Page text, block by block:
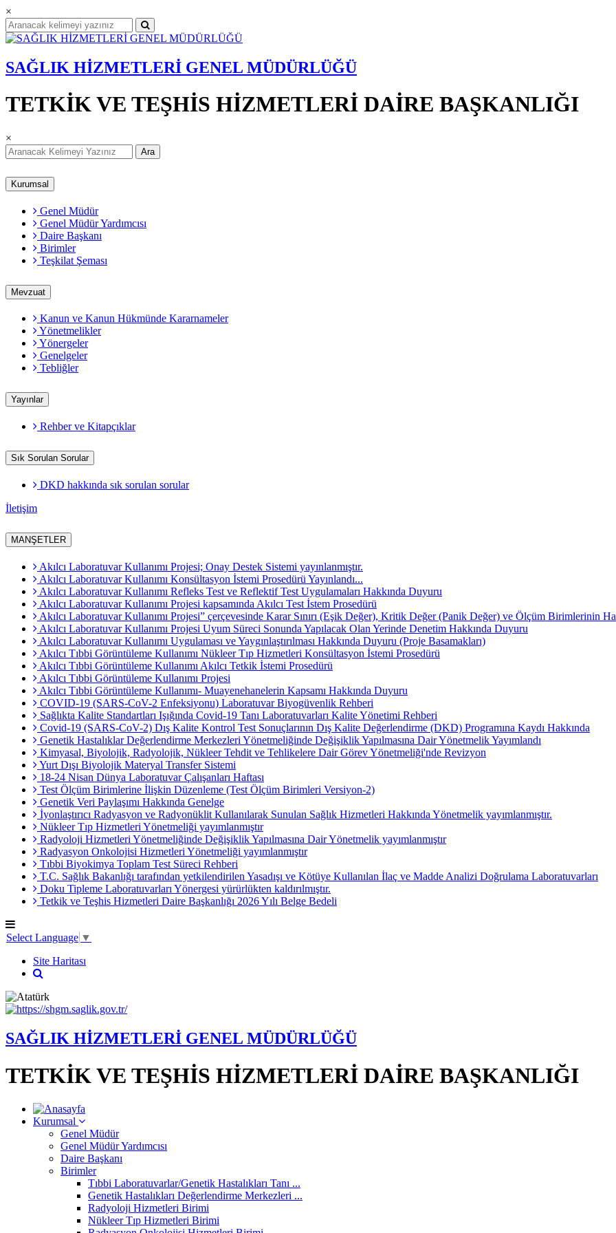
×
SAĞLIK HİZMETLERİ GENEL MÜDÜRLÜĞÜ
TETKİK VE TEŞHİS HİZMETLERİ DAİRE BAŞKANLIĞI
×
Ara
Kurumsal
Genel Müdür
Genel Müdür Yardımcısı
Daire Başkanı
Birimler
Teşkilat Şeması
Mevzuat
Kanun ve Kanun Hükmünde Kararnameler
Yönetmelikler
Yönergeler
Genelgeler
Tebliğler
Yayınlar
Rehber ve Kitapçıklar
Sık Sorulan Sorular
DKD hakkında sık sorulan sorular
İletişim
MANŞETLER
Akılcı Laboratuvar Kullanımı Projesi; Onay Destek Sistemi yayınlanmıştır.
Akılcı Laboratuvar Kullanımı Konsültasyon İstemi Prosedürü Yayınlandı...
Akılcı Laboratuvar Kullanımı Refleks Test ve Reflektif Test Uygulamaları Hakkında Duyuru
Akılcı Laboratuvar Kullanımı Projesi kapsamında Akılcı Test İstem Prosedürü
Akılcı Laboratuvar Kullanımı Projesi” çerçevesinde Karar Sınırı (Eşik Değer), Kritik Değer (Panik Değer) ve Ölçüm Birimlerinin
Akılcı Laboratuvar Kullanımı Projesi Uyum Süreci Sonunda Yapılacak Olan Yerinde Denetim Hakkında Duyuru
Akılcı Laboratuvar Kullanımı Uygulaması ve Yaygınlaştırılması Hakkında Duyuru (Proje Basamakları)
Akılcı Tıbbi Görüntüleme Kullanımı Nükleer Tıp Hizmetleri Konsültasyon İstemi Prosedürü
Akılcı Tıbbi Görüntüleme Kullanımı Akılcı Tetkik İstemi Prosedürü
Akılcı Tıbbi Görüntüleme Kullanımı Projesi
Akılcı Tıbbi Görüntüleme Kullanımı- Muayenehanelerin Kapsamı Hakkında Duyuru
COVID-19 (SARS-CoV-2 Enfeksiyonu) Laboratuvar Biyogüvenlik Rehberi
Sağlıkta Kalite Standartları Işığında Covid-19 Tanı Laboratuvarları Kalite Yönetimi Rehberi
Covid-19 (SARS-CoV-2) Dış Kalite Kontrol Test Sonuçlarının Dış Kalite Değerlendirme (DKD) Programına Kaydı Hakkında
Genetik Hastalıklar Değerlendirme Merkezleri Yönetmeliğinde Değişiklik Yapılmasına Dair Yönetmelik Yayımlandı
Kimyasal, Biyolojik, Radyolojik, Nükleer Tehdit ve Tehlikelere Dair Görev Yönetmeliği'nde Revizyon
Yurt Dışı Biyolojik Materyal Transfer Sistemi
18-24 Nisan Dünya Laboratuvar Çalışanları Haftası
Test Ölçüm Birimlerine İlişkin Düzenleme (Test Ölçüm Birimleri Versiyon-2)
Genetik Veri Paylaşımı Hakkında Genelge
İyonlaştırıcı Radyasyon ve Radyonüklit Kullanılarak Sunulan Sağlık Hizmetleri Hakkında Yönetmelik yayımlanmıştır.
Nükleer Tıp Hizmetleri Yönetmeliği yayımlanmıştır
Radyoloji Hizmetleri Yönetmeliğinde Değişiklik Yapılmasına Dair Yönetmelik yayımlanmıştır
Radyasyon Onkolojisi Hizmetleri Yönetmeliği yayımlanmıştır
Tıbbi Biyokimya Toplam Test Süreci Rehberi
T.C. Sağlık Bakanlığı tarafından yetkilendirilen Yasadışı ve Kötüye Kullanılan İlaç ve Madde Analizi Doğrulama Laboratuvarları
Doku Tipleme Laboratuvarları Yönergesi yürürlükten kaldırılmıştır.
Tetkik ve Teşhis Hizmetleri Daire Başkanlığı 2026 Yılı Belge Bedeli
Select Language ▼
Site Haritası
SAĞLIK HİZMETLERİ GENEL MÜDÜRLÜĞÜ
TETKİK VE TEŞHİS HİZMETLERİ DAİRE BAŞKANLIĞI
Kurumsal
Genel Müdür
Genel Müdür Yardımcısı
Daire Başkanı
Birimler
Tıbbi Laboratuvarlar/Genetik Hastalıkları Tanı ...
Genetik Hastalıkları Değerlendirme Merkezleri ...
Radyoloji Hizmetleri Birimi
Nükleer Tıp Hizmetleri Birimi